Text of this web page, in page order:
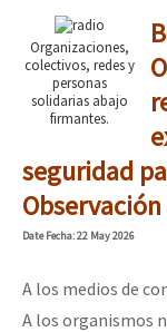
Organizaciones,
colectivos, redes y
personas
solidarias abajo
firmantes.
seguridad
DateFecha: 22 May 2026
A los medios de
A los organismos